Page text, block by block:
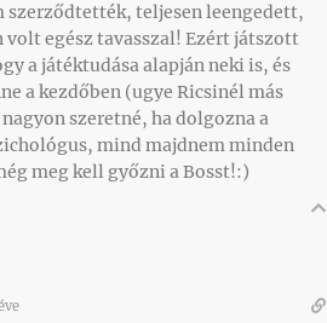
szerződtették, teljesen leengedett,
egész tavasszal! Ezért játszott
a játéktudása alapján neki is, és
a kezdőben (ugye Ricsinél más
szeretné, ha dolgozna a
mind majdnem minden
meg kell győzni a Bosst!:)